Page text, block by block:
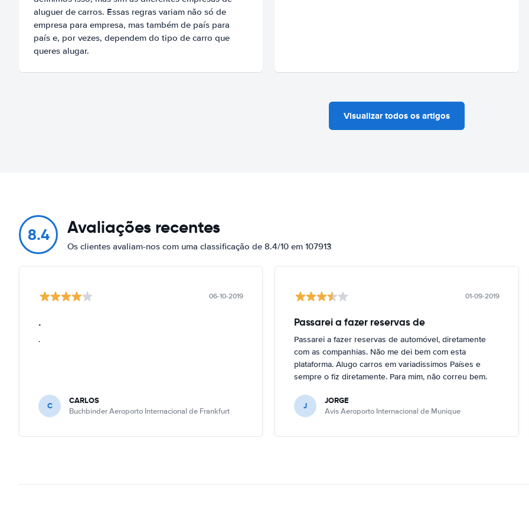
aluguer de carros. Essas regras variam não só de
empresa para empresa, mas também de país para
país e, por vezes, dependem do tipo de carro que
queres alugar.
Visualizar todos os artigos
8.4 Avaliações recentes
Os clientes avaliam-nos com uma classificação de 8.4/10 em 107913
06-10-2019
.
.
C CARLOS
Buchbinder Aeroporto Internacional de Frankfurt
01-09-2019
Passarei a fazer reservas de
Passarei a fazer reservas de automóvel, diretamente
com as companhias. Não me dei bem com esta
plataforma. Alugo carros em variadissimos Países e
sempre o fiz diretamente. Para mim, não correu bem.
J JORGE
Avis Aeroporto Internacional de Munique